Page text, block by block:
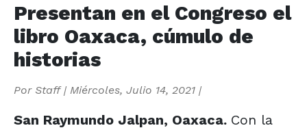
Presentan en el Congreso el
libro Oaxaca, cúmulo de
historias
Por Staff| Miércoles, Julio 14, 2021 |
San Raymundo Jalpan, Oaxaca. Con la